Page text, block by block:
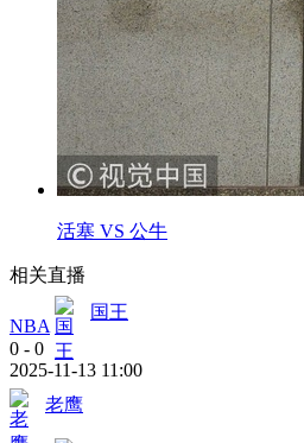
活塞 VS 公牛
相关直播
NBA
国王
0 - 0
2025-11-13 11:00
老鹰